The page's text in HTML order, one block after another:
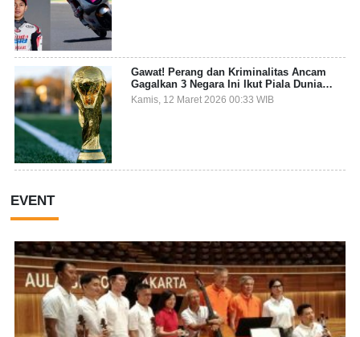
Gawat! Perang dan Kriminalitas Ancam
Gagalkan 3 Negara Ini Ikut Piala Dunia
2026
Kamis, 12 Maret 2026 00:33 WIB
EVENT